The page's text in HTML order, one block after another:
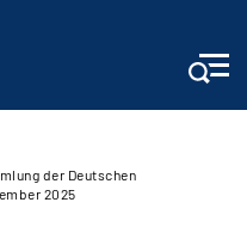
der Deutschen
2025